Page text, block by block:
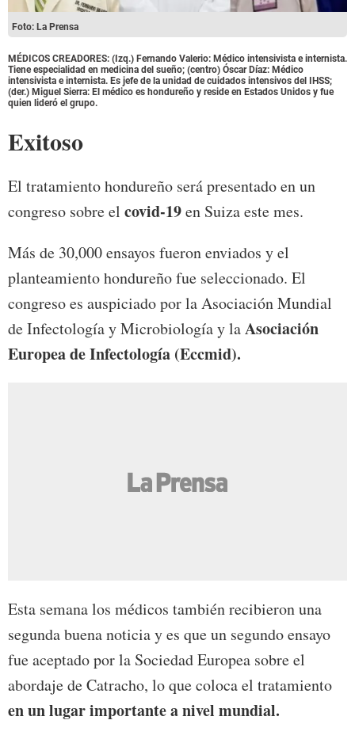
Foto: La Prensa
MÉDICOS CREADORES: (Izq.) Fernando Valerio: Médico intensivista e internista.
Tiene especialidad en medicina del sueño; (centro) Óscar Díaz: Médico
intensivista e internista. Es jefe de la unidad de cuidados intensivos del IHSS;
(der.) Miguel Sierra: El médico es hondureño y reside en Estados Unidos y fue
quien lideró el grupo.
Exitoso
El tratamiento hondureño será presentado en un
congreso sobre el covid-19en Suiza este mes.
Más de 30,000 ensayos fueron enviados y el
planteamiento hondureño fue seleccionado. El
congreso es auspiciado por la Asociación Mundial
de Infectología y Microbiología y laAsociación
Europea de Infectología (Eccmid).
Esta semana los médicos también recibieron una
segunda buena noticia y es que un segundo ensayo
fue aceptado por la Sociedad Europea sobre el
abordaje de Catracho, lo que coloca el tratamiento
en un lugar importante a nivel mundial.